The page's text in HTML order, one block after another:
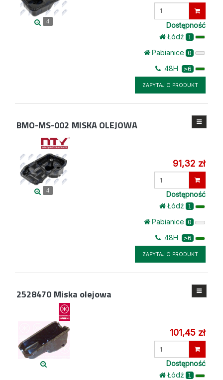
4
Wprowadź
Dostępność
Łódż 1
Pabianice 0
48H >6
ZAPYTAJ O PRODUKT
BMO-MS-002 MISKA OLEJOWA
4
91,32 zł
Dostępność
Łódż 1
Pabianice 0
48H >6
ZAPYTAJ O PRODUKT
2528470 Miska olejowa
101,45 zł
Dostępność
Łódż 1